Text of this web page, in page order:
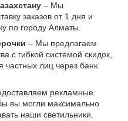
– Мы
заказов от 1 дня и
по городу Алматы.
– Мы предлагаем
с гибкой системой скидок,
частных лиц через банк
рекламные
вы могли максимально
наши светильники.